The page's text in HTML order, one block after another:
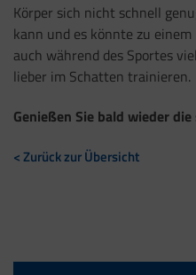
Körper sich nicht schnell
kann und es könnte zu
auch während des Sportes
lieber im Schatten trainieren.
Genießen Sie bald wieder
< Zurück zur Übersicht